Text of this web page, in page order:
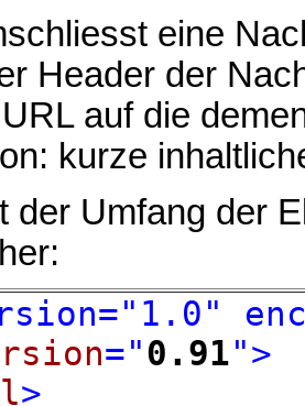
eine
Header der
URL auf die
kurze
der Umfang der
="0.91">
>